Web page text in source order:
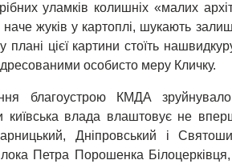
уламків колишніх «малих
наче жуків у картоплі, шукають
цієї картини стоїть
особисто меру Кличку.
благоустрою КМДА
київська влада влаштовує не
Дніпровський і
Петра Порошенка